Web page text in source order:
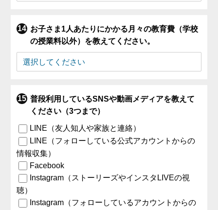
お子さま1人あたりにかかる月々の教育費（学校
の授業料以外）を教えてください。
普段利用しているSNSや動画メディアを教えて
ください（3つまで）
LINE（友人知人や家族と連絡）
LINE（フォローしている公式アカウントからの
情報収集）
Facebook
Instagram（ストーリーズやインスタLIVEの視
聴）
Instagram（フォローしているアカウントからの